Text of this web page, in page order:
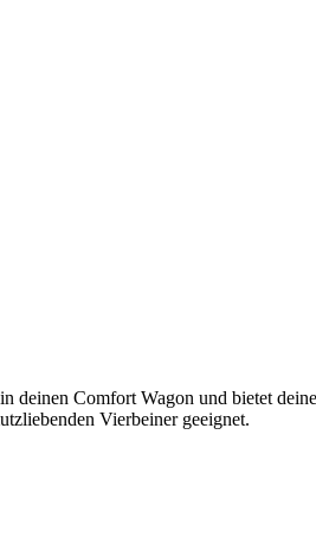
deinen Comfort Wagon und bietet
Vierbeiner geeignet.